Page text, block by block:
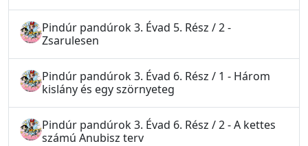
Pindúr pandúrok 3. Évad 5. Rész / 2 -
Zsarulesen
Pindúr pandúrok 3. Évad 6. Rész / 1 - Három
kislány és egy szörnyeteg
Pindúr pandúrok 3. Évad 6. Rész / 2 - A kettes
számú Anubisz terv